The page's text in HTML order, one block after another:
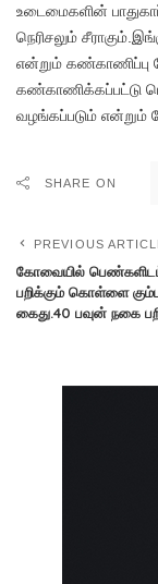
உடைமைகளின்
நெரிசலும்
என்றும் கண்காணிப்பு
கண்காணிக்கப்பட்டு
வழங்கப்படும் என்றும்
SHARE ON
PREVIOUS
கோவையில்
பறிக்கும் கொள்ளை
கைது.40 பவுன் நகை